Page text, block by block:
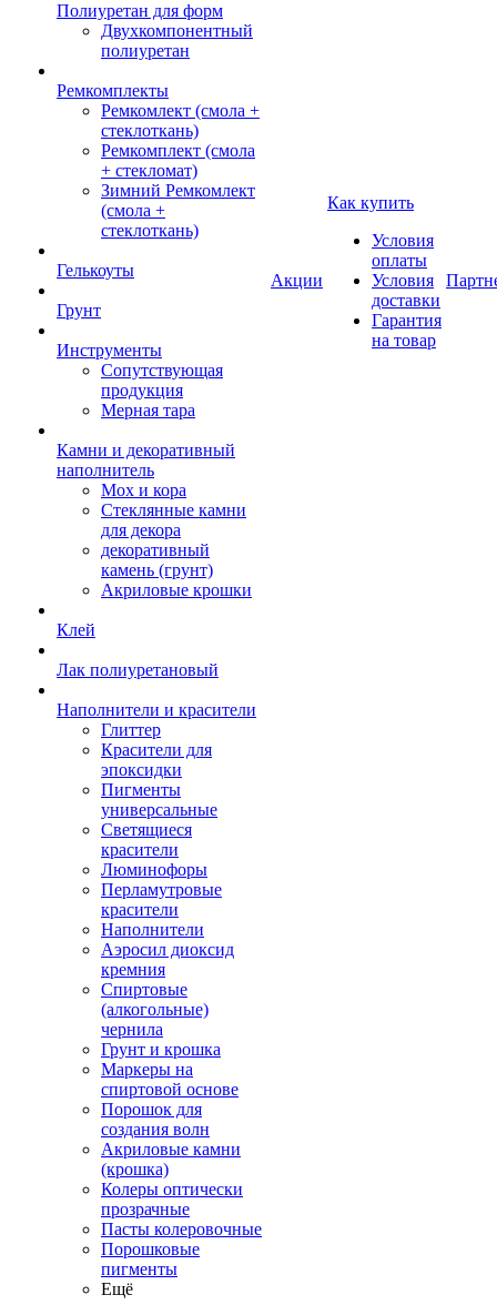
Полиуретан для форм
Двухкомпонентный
полиуретан
Ремкомплекты
Ремкомлект (смола +
стеклоткань)
Ремкомплект (смола
+ стекломат)
Зимний Ремкомлект
(смола +
стеклоткань)
Гелькоуты
Грунт
Инструменты
Сопутствующая
продукция
Мерная тара
Камни и декоративный
наполнитель
Мох и кора
Стеклянные камни
для декора
декоративный
камень (грунт)
Акриловые крошки
Клей
Лак полиуретановый
Наполнители и красители
Глиттер
Красители для
эпоксидки
Пигменты
универсальные
Светящиеся
красители
Люминофоры
Перламутровые
красители
Наполнители
Аэросил диоксид
кремния
Спиртовые
(алкогольные)
чернила
Грунт и крошка
Маркеры на
спиртовой основе
Порошок для
создания волн
Акриловые камни
(крошка)
Колеры оптически
прозрачные
Пасты колеровочные
Порошковые
пигменты
Ещё
Акции
Как купить
Условия
оплаты
Условия
доставки
Гарантия
на товар